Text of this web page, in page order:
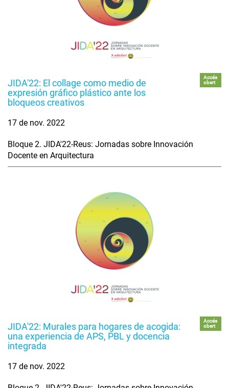
JIDA'22: El collage como medio de
expresión gráfico plástico ante los
bloqueos creativos
Accés
obert
17 de nov. 2022
Bloque 2. JIDA'22-Reus: Jornadas sobre Innovación
Docente en Arquitectura
JIDA'22: Murales para hogares de acogida:
una experiencia de APS, PBL y docencia
integrada
Accés
obert
17 de nov. 2022